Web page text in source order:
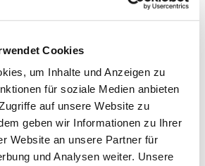
Cookies
um Inhalte und Anzeigen zu
für soziale Medien anbieten
auf unsere Website zu
geben wir Informationen zu Ihrer
Website an unsere Partner für
und Analysen weiter. Unsere